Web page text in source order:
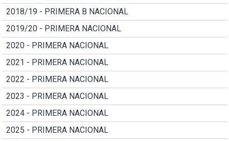
2018/19 - PRIMERA B NACIONAL
2019/20 - PRIMERA NACIONAL
2020 - PRIMERA NACIONAL
2021 - PRIMERA NACIONAL
2022 - PRIMERA NACIONAL
2023 - PRIMERA NACIONAL
2024 - PRIMERA NACIONAL
2025 - PRIMERA NACIONAL